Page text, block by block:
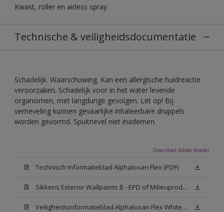
Kwast, roller en airless spray
Technische & veiligheidsdocumentatie
Schadelijk. Waarschuwing. Kan een allergische huidreactie
veroorzaken. Schadelijk voor in het water levende
organismen, met langdurige gevolgen. Let op! Bij
verneveling kunnen gevaarlijke inhaleerbare druppels
worden gevormd. Spuitnevel niet inademen.
Download Adobe Reader
Technisch Informatieblad Alphaloxan Flex (PDF)
Sikkens Exterior Wallpaints B - EPD of Milieuproductverklaring
Veiligheidsinformatieblad Alphaloxan Flex White W05 (MSDS)